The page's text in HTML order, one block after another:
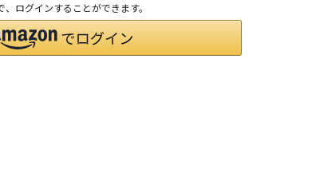
ログインすることができます。